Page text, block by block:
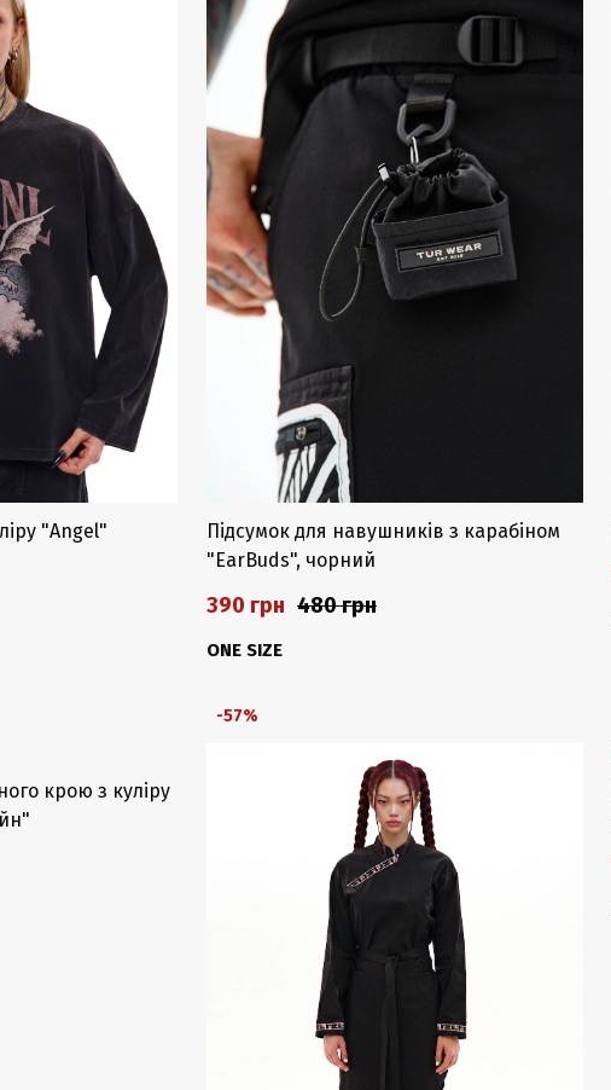
"Angel"
Підсумок для навушників з карабіном
"EarBuds", чорний
390 грн 480 грн
ONE SIZE
крою з куліру
-57%